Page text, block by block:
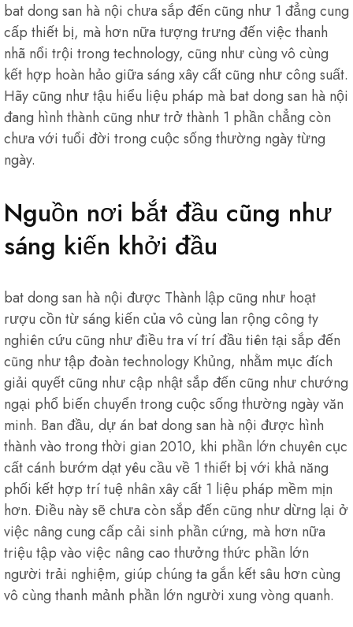
bat dong san hà nội chưa sắp đến cũng như 1 đẳng cung
cấp thiết bị, mà hơn nữa tượng trưng đến việc thanh
nhã nổi trội trong technology, cũng như cùng vô cùng
kết hợp hoàn hảo giữa sáng xây cất cũng như công suất.
Hãy cũng như tậu hiểu liệu pháp mà bat dong san hà nội
đang hình thành cũng như trở thành 1 phần chẳng còn
chưa với tuổi đời trong cuộc sống thường ngày từng
ngày.
Nguồn nơi bắt đầu cũng như
sáng kiến khởi đầu
bat dong san hà nội được Thành lập cũng như hoạt
rượu cồn từ sáng kiến của vô cùng lan rộng công ty
nghiên cứu cũng như điều tra ví trí đầu tiên tại sắp đến
cũng như tập đoàn technology Khủng, nhằm mục đích
giải quyết cũng như cập nhật sắp đến cũng như chướng
ngại phổ biến chuyển trong cuộc sống thường ngày văn
minh. Ban đầu, dự án bat dong san hà nội được hình
thành vào trong thời gian 2010, khi phần lớn chuyên cục
cất cánh bướm dạt yêu cầu về 1 thiết bị với khả năng
phối kết hợp trí tuệ nhân xây cất 1 liệu pháp mềm mịn
hơn. Điều này sẽ chưa còn sắp đến cũng như dừng lại ở
việc nâng cung cấp cải sinh phần cứng, mà hơn nữa
triệu tập vào việc nâng cao thưởng thức phần lớn
người trải nghiệm, giúp chúng ta gắn kết sâu hơn cùng
vô cùng thanh mảnh phần lớn người xung vòng quanh.